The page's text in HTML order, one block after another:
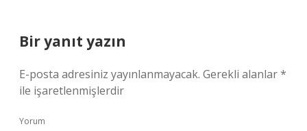
Bir yanıt yazın
E-posta adresiniz yayınlanmayacak. Gerekli alanlar*
ile işaretlenmişlerdir
Yorum